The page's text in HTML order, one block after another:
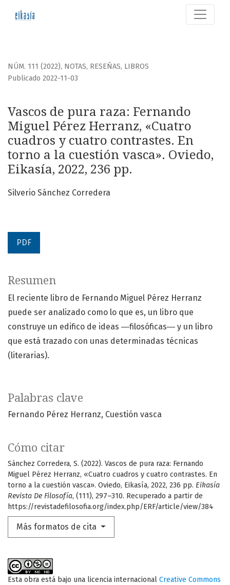
Vascos de pura raza: Fernando Miguel Pérez Herranz,
NÚM. 111 (2022), NOTAS, RESEÑAS, LIBROS
Vascos de pura raza: Fernando
Miguel Pérez Herranz, «Cuatro
cuadros y cuatro contrastes. En
torno a la cuestión vasca». Oviedo,
Eikasía, 2022, 236 pp.
Publicado 2022-11-03
Silverio Sánchez Corredera
PDF
Palabras clave
Fernando Pérez Herranz Cuestión vasca
Cómo citar
Sánchez Corredera, S. (2022). Vascos de pura raza: Fernando
Miguel Pérez Herranz, «Cuatro cuadros y cuatro contrastes. En
torno a la cuestión vasca». Oviedo, Eikasía, 2022, 236 pp. Eikasía
Revista De Filosofía, (111), 297–310. Recuperado a partir de
https://revistadefilosofia.org/index.php/ERF/article/view/384
Más formatos de cita
Resumen
El reciente libro de Fernando Miguel Pérez Herranz
puede ser analizado como lo que es, un libro que
construye un edifico de ideas ―filosóficas― y un libro
que está trazado con unas determinadas técnicas
(literarias).
Esta obra está bajo una licencia internacional Creative Commons